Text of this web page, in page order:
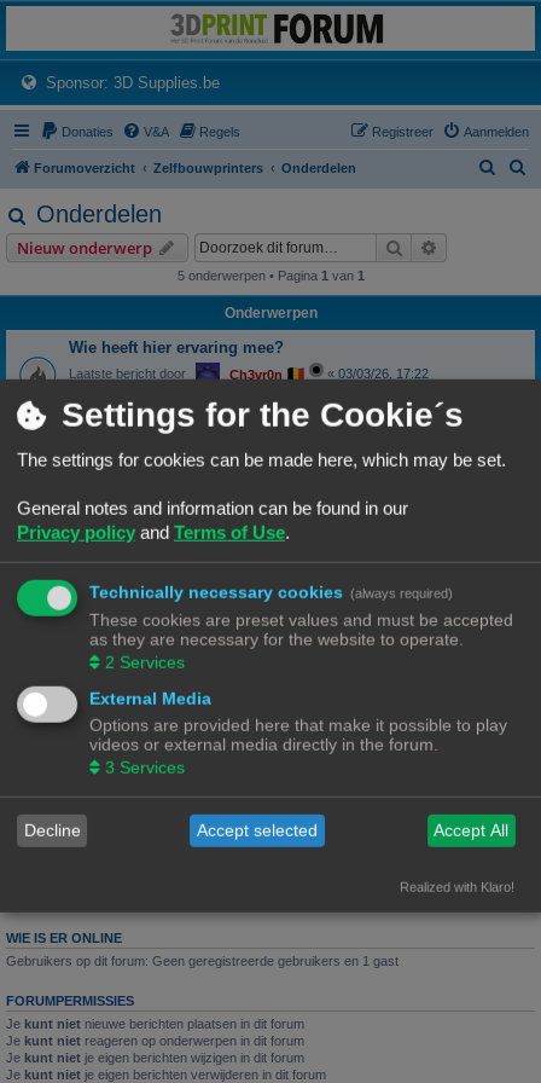
Het 3D print forum van de Benelux na de sluiting van 3dprintforum.nl
Sponsor: 3D Supplies.be(Opens a new tab)
Donaties V&A Regels Aanmelden
Registreer
Forumoverzicht Zelfbouwprinters Onderdelen
Onderdelen
Nieuw onderwerp Zoek
5 onderwerpen • Pagina 1 van 1
Onderwerpen
Wie heeft hier ervaring mee?
Laatste bericht door Ch3vr0n « 03/03/26, 17:22
Reacties: 29
Nozzle temperatuur
Laatste bericht door Frits « 07/01/26, 19:53
Panelen van acrylaat of polycarbonaat?
Puffeltje
Reacties:
Wie kan dit voor mij tekenen?☺️
Grohe termotherm, heet water ontgrendelings knop
Laatste bericht door
15/07/24, 18:44
74HC4050D (smd)
Onderdeel van display
Laatste bericht door
Nieuw onderwerp
5 onderwerpen • Pagina1
Ga naar
WIE IS ER ONLINE
Gebruikers op dit forum: Geen geregistreerde gebruikers en 1 gast
FORUMPERMISSIES
Je kunt niet nieuwe berichten plaatsen in dit forum
Je kunt niet reageren op onderwerpen in dit forum
Je kunt niet je eigen berichten wijzigen in dit forum
Je kunt niet je eigen berichten verwijderen in dit forum
Settings for the Cookie´s
The settings for cookies can be made here, which may be set.
General notes and information can be found in our
Privacy policy and Terms of Use.
Technically necessary cookies (always required)
These cookies are preset values and must be accepted
as they are necessary for the website to operate.
2 Services
External Media
Options are provided here that make it possible to play
videos or external media directly in the forum.
3 Services
Decline Accept selected Accept All
Realized with Klaro!